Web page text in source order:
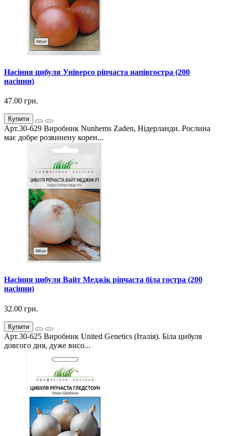
Насіння цибуля Універсо ріпчаста напівгостра (200
насінин)
47.00 грн.
Купити
Арт.30-629 Виробник Nunhems Zaden, Нідерланди. Рослина
має добре розвинену корен...
Насіння цибуля Вайт Меджік ріпчаста біла гостра (200
насінин)
32.00 грн.
Купити
Арт.30-625 Виробник United Genetics (Італія). Біла цибуля
довгого дня, дуже висо...